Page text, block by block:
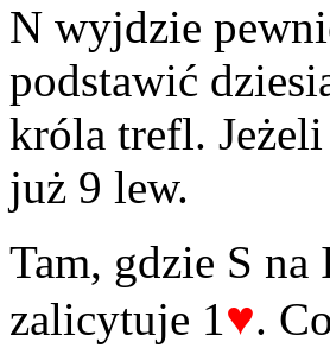
N wyjdzie
podstawić
króla trefl. Jeżeli
już 9 lew.
Tam, gdzie S
zalicytuje 1♥.